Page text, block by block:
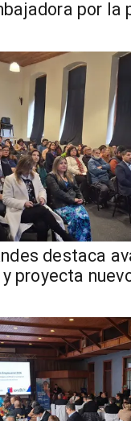
por la
destaca
proyecta